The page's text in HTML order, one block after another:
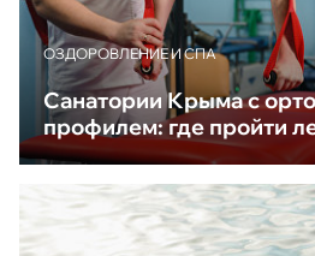
ОЗДОРОВЛЕНИЕ И СПА
Санатории Крыма с
профилем: где пройти